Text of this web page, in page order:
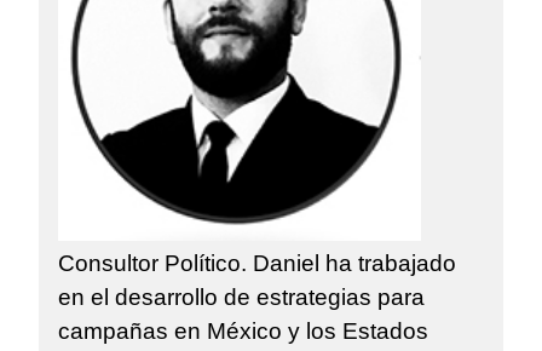
Consultor Político. Daniel ha trabajado
en el desarrollo de estrategias para
campañas en México y los Estados